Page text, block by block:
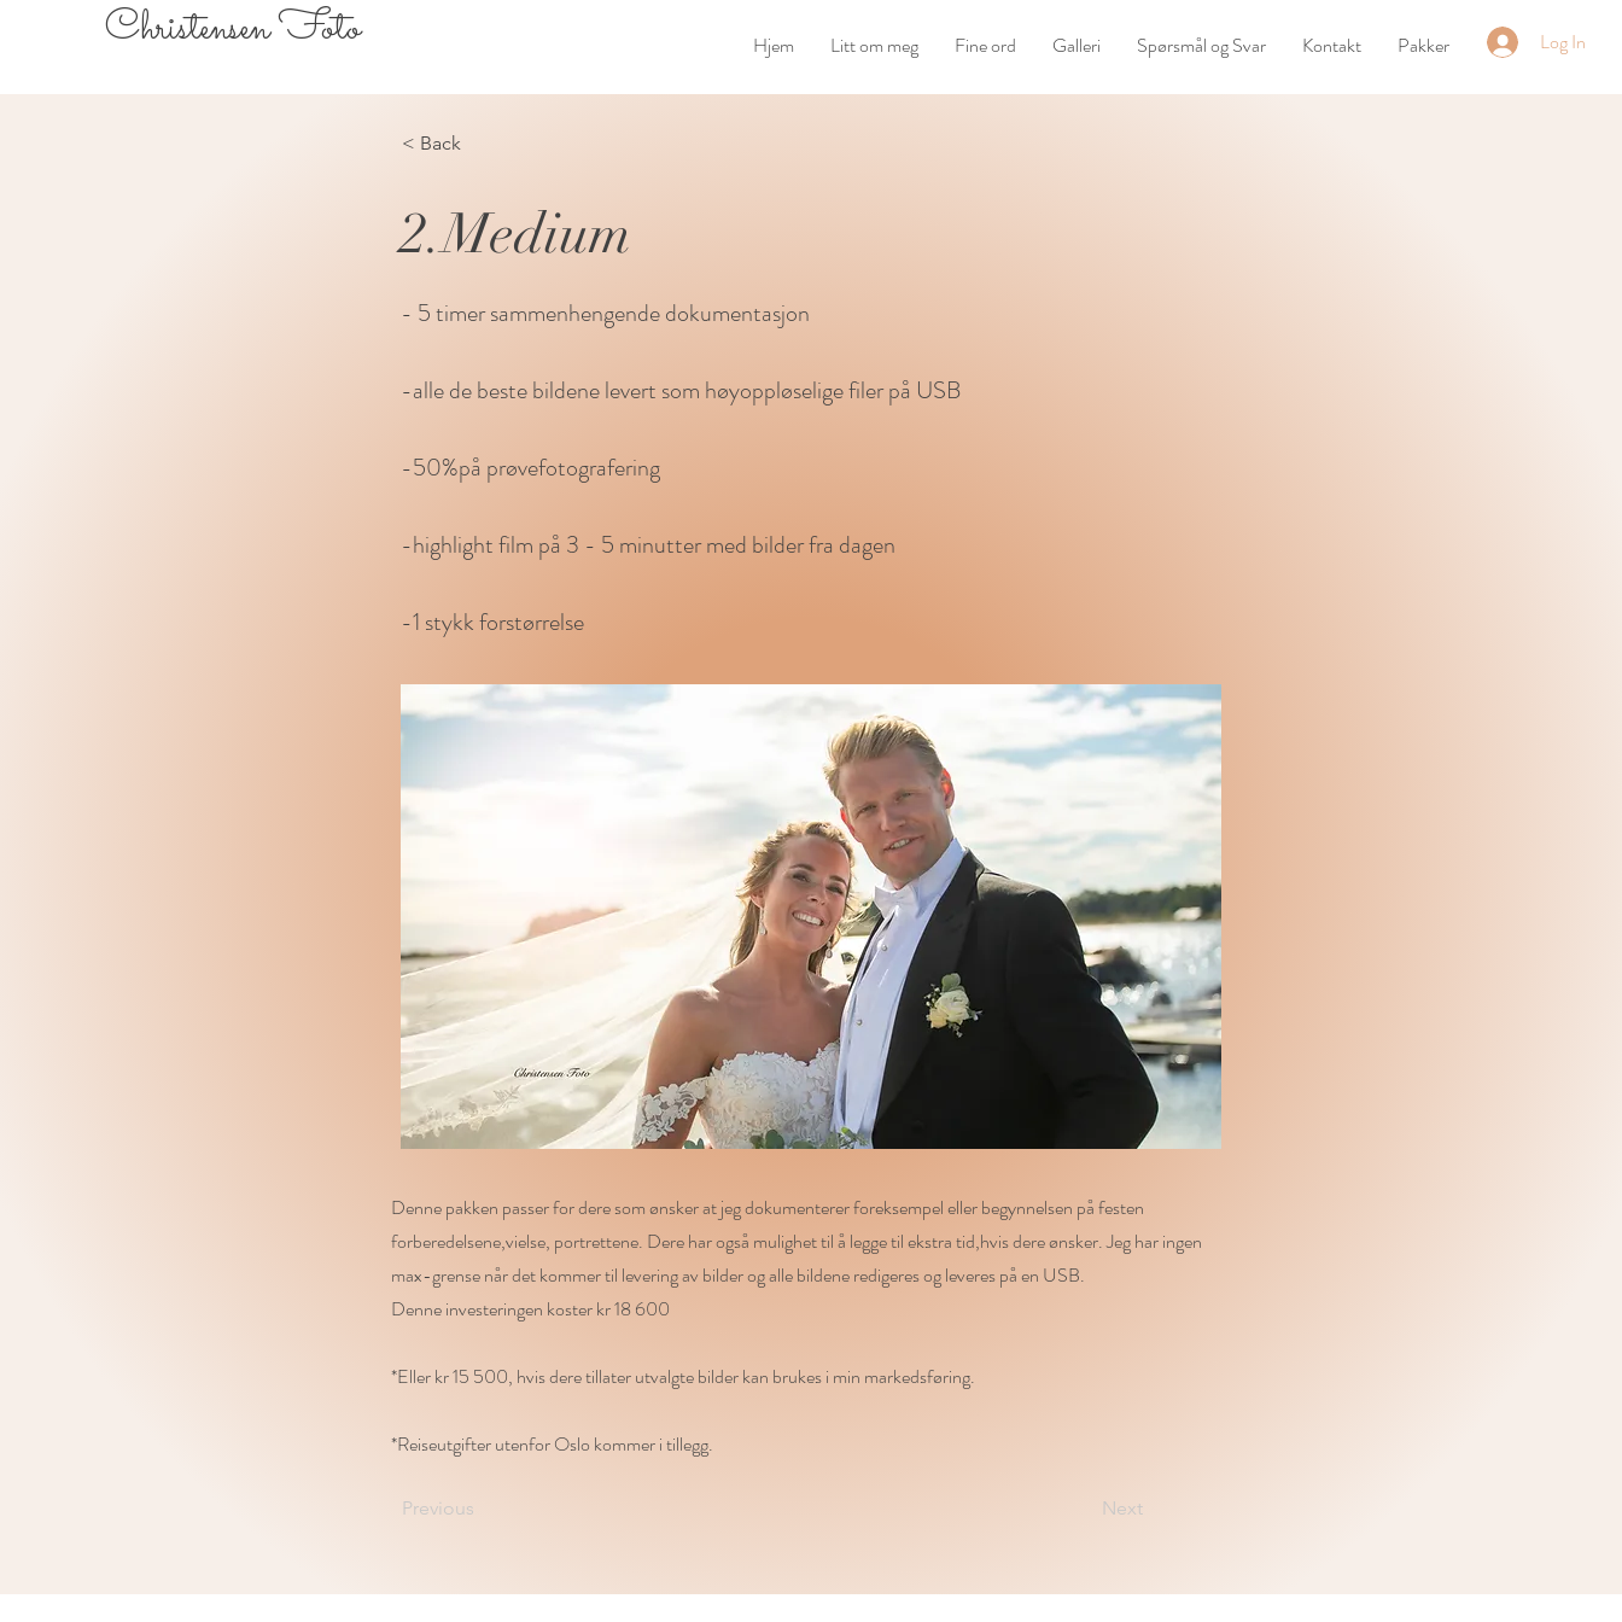
Christensen Foto Hjem Litt om meg Fine ord Galleri Spørsmål og Svar Kontakt Pakker Log In
< Back
2.Medium
- 5 timer sammenhengende dokumentasjon
-alle de beste bildene levert som høyoppløselige filer på USB
-50%på prøvefotografering
​-highlight film på 3 - 5 minutter med bilder fra dagen
-1 stykk forstørrelse
Denne pakken passer for dere som ønsker at jeg dokumenterer foreksempel eller begynnelsen på festen
forberedelsene,vielse, portrettene. Dere har også mulighet til å legge til ekstra tid,hvis dere ønsker. Jeg har ingen
max-grense når det kommer til levering av bilder og alle bildene redigeres og leveres på en USB.
Denne investeringen koster kr 18 600
*Eller kr 15 500, hvis dere tillater utvalgte bilder kan brukes i min markedsføring.
*Reiseutgifter utenfor Oslo kommer i tillegg.
Previous Next